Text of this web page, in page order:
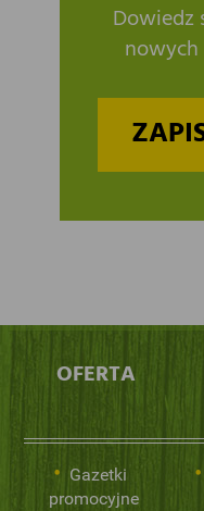
Dowiedz
OFERTA
Gazetki
promocyjne